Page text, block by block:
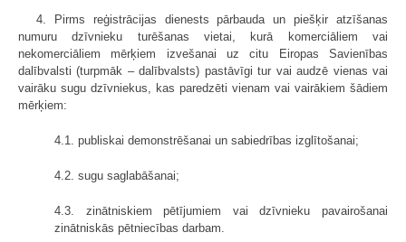
4. Pirms reģistrācijas dienests pārbauda un piešķir atzīšanas
numuru dzīvnieku turēšanas vietai, kurā komerciāliem vai
nekomerciāliem mērķiem izvešanai uz citu Eiropas Savienības
dalībvalsti (turpmāk – dalībvalsts) pastāvīgi tur vai audzē vienas vai
vairāku sugu dzīvniekus, kas paredzēti vienam vai vairākiem šādiem
mērķiem:
4.1. publiskai demonstrēšanai un sabiedrības izglītošanai;
4.2. sugu saglabāšanai;
4.3. zinātniskiem pētījumiem vai dzīvnieku pavairošanai
zinātniskās pētniecības darbam.